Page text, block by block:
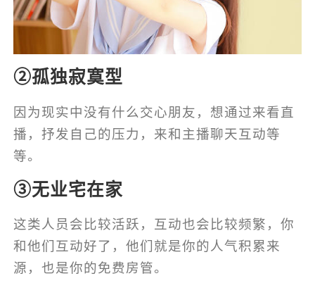
②孤独寂寞型
因为现实中没有什么交心朋友，想通过来看直
播，抒发自己的压力，来和主播聊天互动等
等。
③无业宅在家
这类人员会比较活跃，互动也会比较频繁，你
和他们互动好了，他们就是你的人气积累来
源，也是你的免费房管。